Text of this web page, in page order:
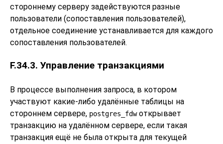
стороннему серверу задействуются разные
пользователи (сопоставления пользователей),
отдельное соединение устанавливается для каждого
сопоставления пользователей.
F.34.3. Управление транзакциями
В процессе выполнения запроса, в котором
участвуют какие-либо удалённые таблицы на
стороннем сервере, postgres_fdwоткрывает
транзакцию на удалённом сервере, если такая
транзакция ещё не была открыта для текущей